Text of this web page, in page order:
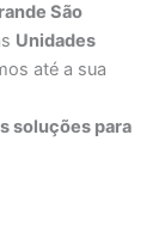
São
Unidades
até a sua
soluções para